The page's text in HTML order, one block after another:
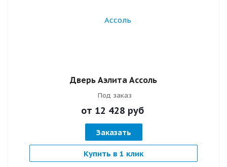
Дверь Аэлита Ассоль
Под заказ
от 12 428 руб
Заказать
Купить в 1 клик